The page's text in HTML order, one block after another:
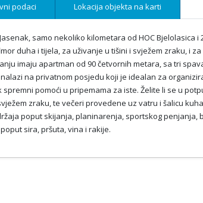
podaci Lokacija objekta na karti
samo nekoliko kilometara od HOC Bjelolasica
duha i tijela, za uživanje u tišini i svježem zraku, i
imaju apartman od 90 četvornih metara, sa tri
na privatnom posjedu koji je idealan za
pomoći u pripemama za iste. Želite li se u
zraku, te večeri provedene uz vatru i šalicu
poput skijanja, planinarenja, sportskog penjanja,
sira, pršuta, vina i rakije.